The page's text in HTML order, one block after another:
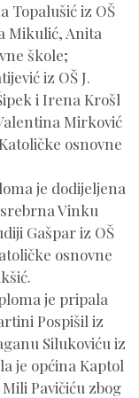
Topalušić iz OŠ
Mikulić, Anita
škole;
iz OŠ J.
i Irena Krošl
Mirković
osnovne
je dodijeljena
Vinku
Gašpar iz OŠ
osnovne
je pripala
Pospišil iz
Silukoviću iz
je općina Kaptol
Pavičiću zbog